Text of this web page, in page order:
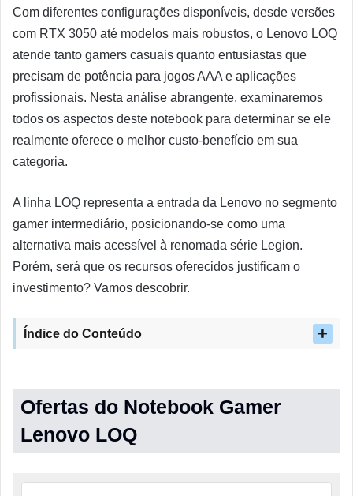
Com diferentes configurações disponíveis, desde versões
com RTX 3050 até modelos mais robustos, o Lenovo LOQ
atende tanto gamers casuais quanto entusiastas que
precisam de potência para jogos AAA e aplicações
profissionais. Nesta análise abrangente, examinaremos
todos os aspectos deste notebook para determinar se ele
realmente oferece o melhor custo-benefício em sua
categoria.
A linha LOQ representa a entrada da Lenovo no segmento
gamer intermediário, posicionando-se como uma
alternativa mais acessível à renomada série Legion.
Porém, será que os recursos oferecidos justificam o
investimento? Vamos descobrir.
Índice do Conteúdo
Ofertas do Notebook Gamer
Lenovo LOQ